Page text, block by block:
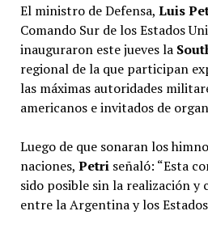
El ministro de Defensa, Luis
Comando Sur de los Estados
inauguraron este jueves la
regional de la que participan
las máximas autoridades
americanos e invitados de
Luego de que sonaran los
naciones, Petri señaló: “Esta
sido posible sin la realización
entre la Argentina y los